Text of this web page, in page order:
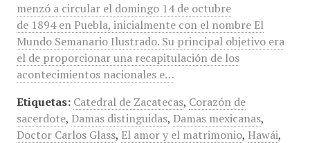
menzó a circular el domingo 14 de octubre
de 1894 en Puebla, inicialmente con el nombre El
Mundo Semanario Ilustrado. Su principal objetivo era
el de proporcionar una recapitulación de los
acontecimientos nacionales e…
Etiquetas: Catedral de Zacatecas, Corazón de
sacerdote, Damas distinguidas, Damas mexicanas,
Doctor Carlos Glass, El amor y el matrimonio, Hawái,